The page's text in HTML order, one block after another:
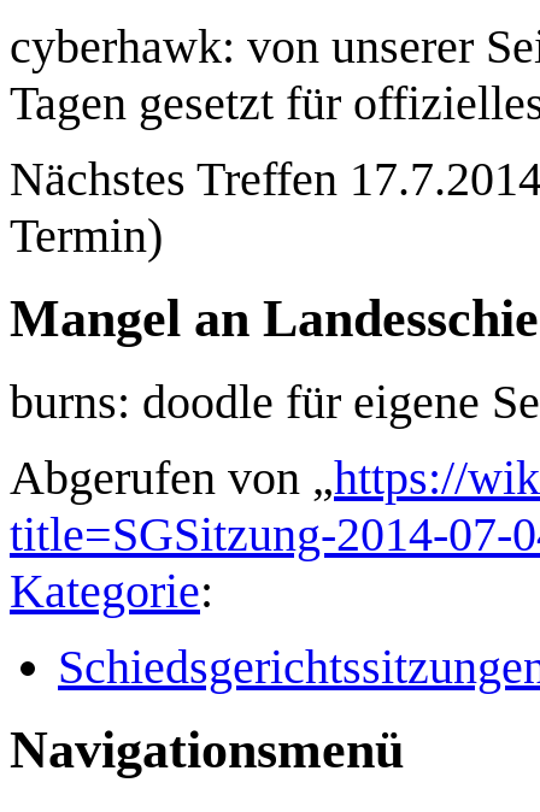
cyberhawk: von unserer
Tagen gesetzt für
Nächstes Treffen
Termin)
Mangel an
burns: doodle für eigene
Abgerufen von „https://
title=SGSitzung-2014-07-
Kategorie:
Navigationsmenü